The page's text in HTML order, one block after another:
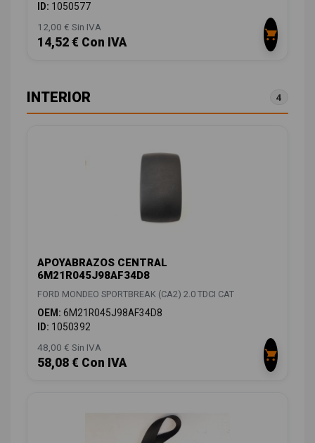
ID: 1050577
12,00 € Sin IVA
14,52 € Con IVA
INTERIOR 4
APOYABRAZOS CENTRAL
6M21R045J98AF34D8
FORD MONDEO SPORTBREAK (CA2) 2.0 TDCI CAT
OEM: 6M21R045J98AF34D8
ID: 1050392
48,00 € Sin IVA
58,08 € Con IVA